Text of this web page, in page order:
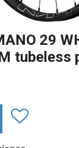
29
tubeless